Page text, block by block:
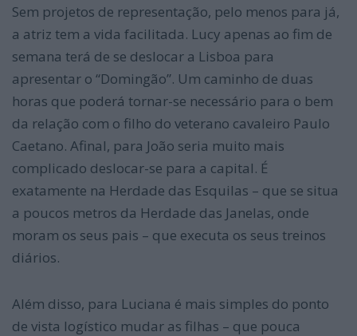
Sem projetos de representação, pelo menos para já,
a atriz tem a vida facilitada. Lucy apenas ao fim de
semana terá de se deslocar a Lisboa para
apresentar o “Domingão”. Um caminho de duas
horas que poderá tornar-se necessário para o bem
da relação com o filho do veterano cavaleiro Paulo
Caetano. Afinal, para João seria muito mais
complicado deslocar-se para a capital. É
exatamente na Herdade das Esquilas – que se situa
a poucos metros da Herdade das Janelas, onde
moram os seus pais – que executa os seus treinos
diários.
Além disso, para Luciana é mais simples do ponto
de vista logístico mudar as filhas – que pouca